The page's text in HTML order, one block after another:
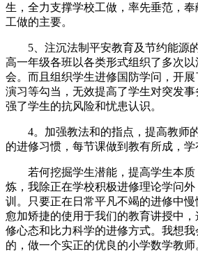
生，全力支撑学校工做，率先垂范，
工做的主要。
5、注沉法制平安教育及节约能源的
高一年级各班以各类形式组织了多次
会。而且组织学生进修国防学问，开
演习等勾当，无效提高了学生对突发
强了学生的抗风险和忧患认识。
4。加强教法和的指点，提高教师
的进修习惯，每节课做到教有所成，学
若何挖掘学生潜能，提高学生本质
炼，我除正在学校积极进修理论学问
训。只要正在日常平凡不竭的进修中
愈加矫捷的使用于我们的教育讲授中
修心态和比力科学的进修方式。我想
的，做一个实正的优良的小学数学教师